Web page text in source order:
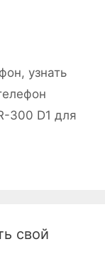
, узнать
300 D1 для
свой